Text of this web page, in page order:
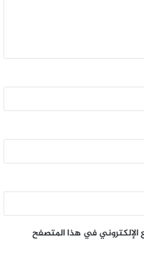
الإلكتروني في هذا المتصفح